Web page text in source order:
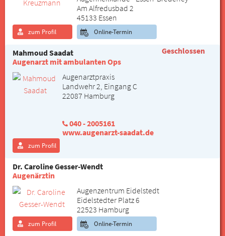
Am Alfredusbad 2
45133 Essen
zum Profil Online-Termin
Mahmoud Saadat
Augenarzt mit ambulanten Ops
Augenarztpraxis
Landwehr 2, Eingang C
22087 Hamburg
040 - 2005161
www.augenarzt-saadat.de
zum Profil
Geschlossen
Dr. Caroline Gesser-Wendt
Augenärztin
Augenzentrum Eidelstedt
Eidelstedter Platz 6
22523 Hamburg
zum Profil Online-Termin